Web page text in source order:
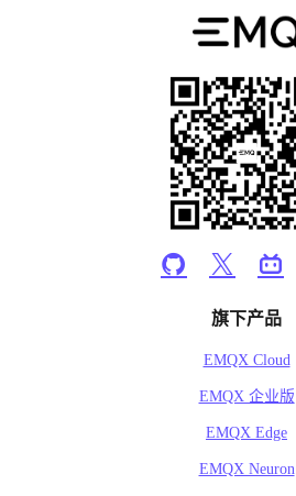
旗下产品
EMQX Cloud
EMQX 企业版
EMQX Edge
EMQX Neuron